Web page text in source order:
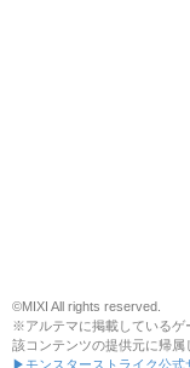
©MIXI All rights reserved.
※アルテマに掲載しているゲ
該コンテンツの提供元に帰属
▶モンスターストライク公式